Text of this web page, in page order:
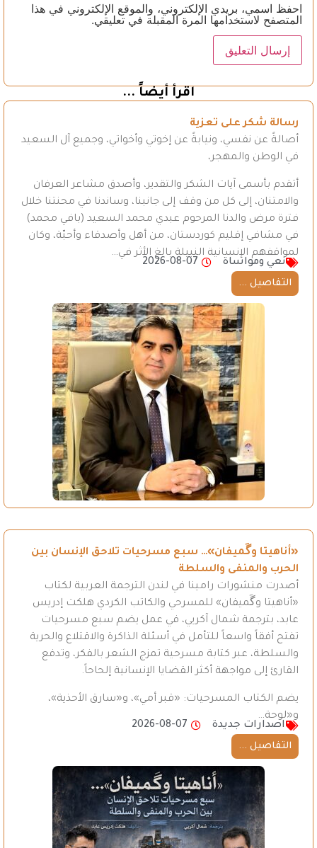
احفظ اسمي، بريدي الإلكتروني، والموقع الإلكتروني في هذا
المتصفح لاستخدامها المرة المقبلة في تعليقي.
اقرأ أيضاً ...
رسالة شكر على تعزية
أصالةً عن نفسي، ونيابةً عن إخوتي وأخواتي، وجميع آل السعيد
في الوطن والمهجر،
أتقدم بأسمى آيات الشكر والتقدير، وأصدق مشاعر العرفان
والامتنان، إلى كل من وقف إلى جانبنا، وساندنا في محنتنا خلال
فترة مرض والدنا المرحوم عبدي محمد السعيد (بافي محمد)
في مشافي إقليم كوردستان، من أهل وأصدقاء وأحبّة، وكان
لمواقفهم الإنسانية النبيلة بالغ الأثر في…
نعي ومواساة
2026-08-07
التفاصيل ...
«أناهيتا وگَميفان»… سبع مسرحيات تلاحق الإنسان بين
الحرب والمنفى والسلطة
أصدرت منشورات رامينا في لندن الترجمة العربية لكتاب
«أناهيتا وگَميفان» للمسرحي والكاتب الكردي هلكت إدريس
عابد، بترجمة شمال آكريي، في عمل يضم سبع مسرحيات
تفتح أفقاً واسعاً للتأمل في أسئلة الذاكرة والاقتلاع والحرية
والسلطة، عبر كتابة مسرحية تمزج الشعر بالفكر، وتدفع
القارئ إلى مواجهة أكثر القضايا الإنسانية إلحاحاً.
يضم الكتاب المسرحيات: «قبر أمي»، و«سارق الأحذية»،
و«لوحة…
اصدارات جديدة
2026-08-07
التفاصيل ...